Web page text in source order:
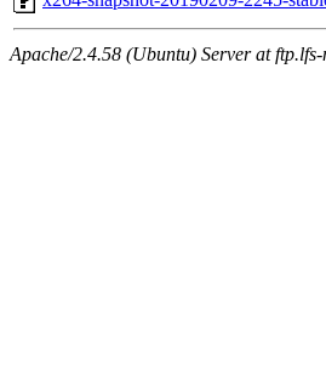
Apache/2.4.58 (Ubuntu) Server at